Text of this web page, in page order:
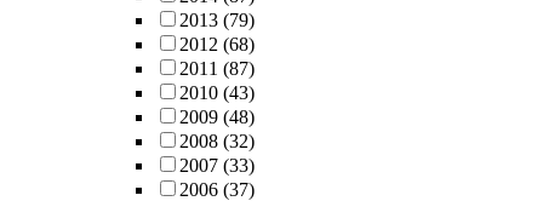
2013 (79)
2012 (68)
2011 (87)
2010 (43)
2009 (48)
2008 (32)
2007 (33)
2006 (37)